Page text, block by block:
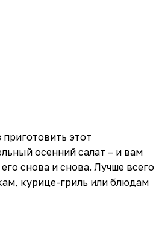
этот
осенний салат – и вам
снова и снова. Лучше всего
курице-гриль или блюдам